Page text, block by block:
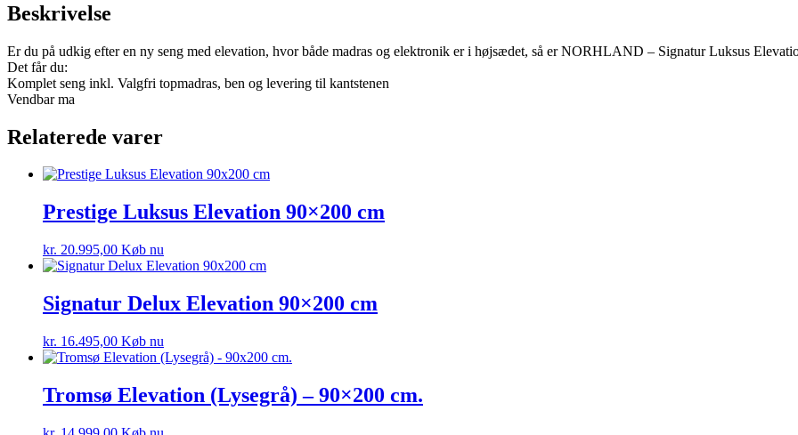
Beskrivelse
Er du på udkig efter en ny seng med elevation, hvor både madras og elektronik er i højsædet, så er NORHLAND – Signatur Luksus
Det får du:
Komplet seng inkl. Valgfri topmadras, ben og levering til kantstenen
Vendbar ma
Relaterede varer
Prestige Luksus Elevation 90×200 cm
kr. 20.995,00 Køb nu
Signatur Delux Elevation 90×200 cm
kr. 16.495,00 Køb nu
Tromsø Elevation (Lysegrå) – 90×200 cm.